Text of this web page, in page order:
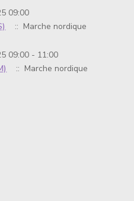
09:00
:: Marche nordique
09:00 - 11:00
:: Marche nordique